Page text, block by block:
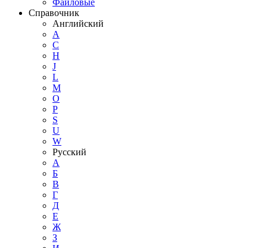
Справочник
Английский
A
C
H
J
L
M
O
P
S
U
W
Русский
А
Б
В
Г
Д
Е
Ж
З